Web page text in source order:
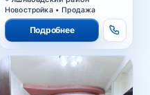
Новостройка • Продажа
Подробнее